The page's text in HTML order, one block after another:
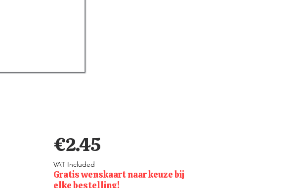
€2.45Price
VAT Included
Gratis wenskaart naar keuze bij
elke bestelling!